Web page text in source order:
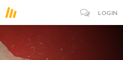
LOGIN